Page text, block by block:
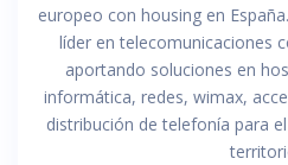
europeo con housing en
líder en telecomunicaciones
aportando soluciones en
informática, redes, wimax,
distribución de telefonía para